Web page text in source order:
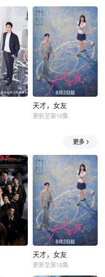
天才，女友
更新至第16集
更多
天才，女友
更新至第16集